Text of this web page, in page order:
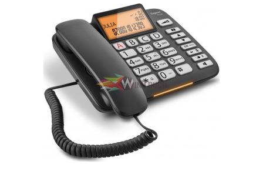
Gigaset A170 White ECO,Ασύρματο ψηφιακό τηλέφωνο ,φωτειζόμενη
οθόνη 1,5’’, Ελληνικό μενούΤο τηλέφωνο..
27,50€
Καλάθι
+Σύγκριση
+Αγαπημένο